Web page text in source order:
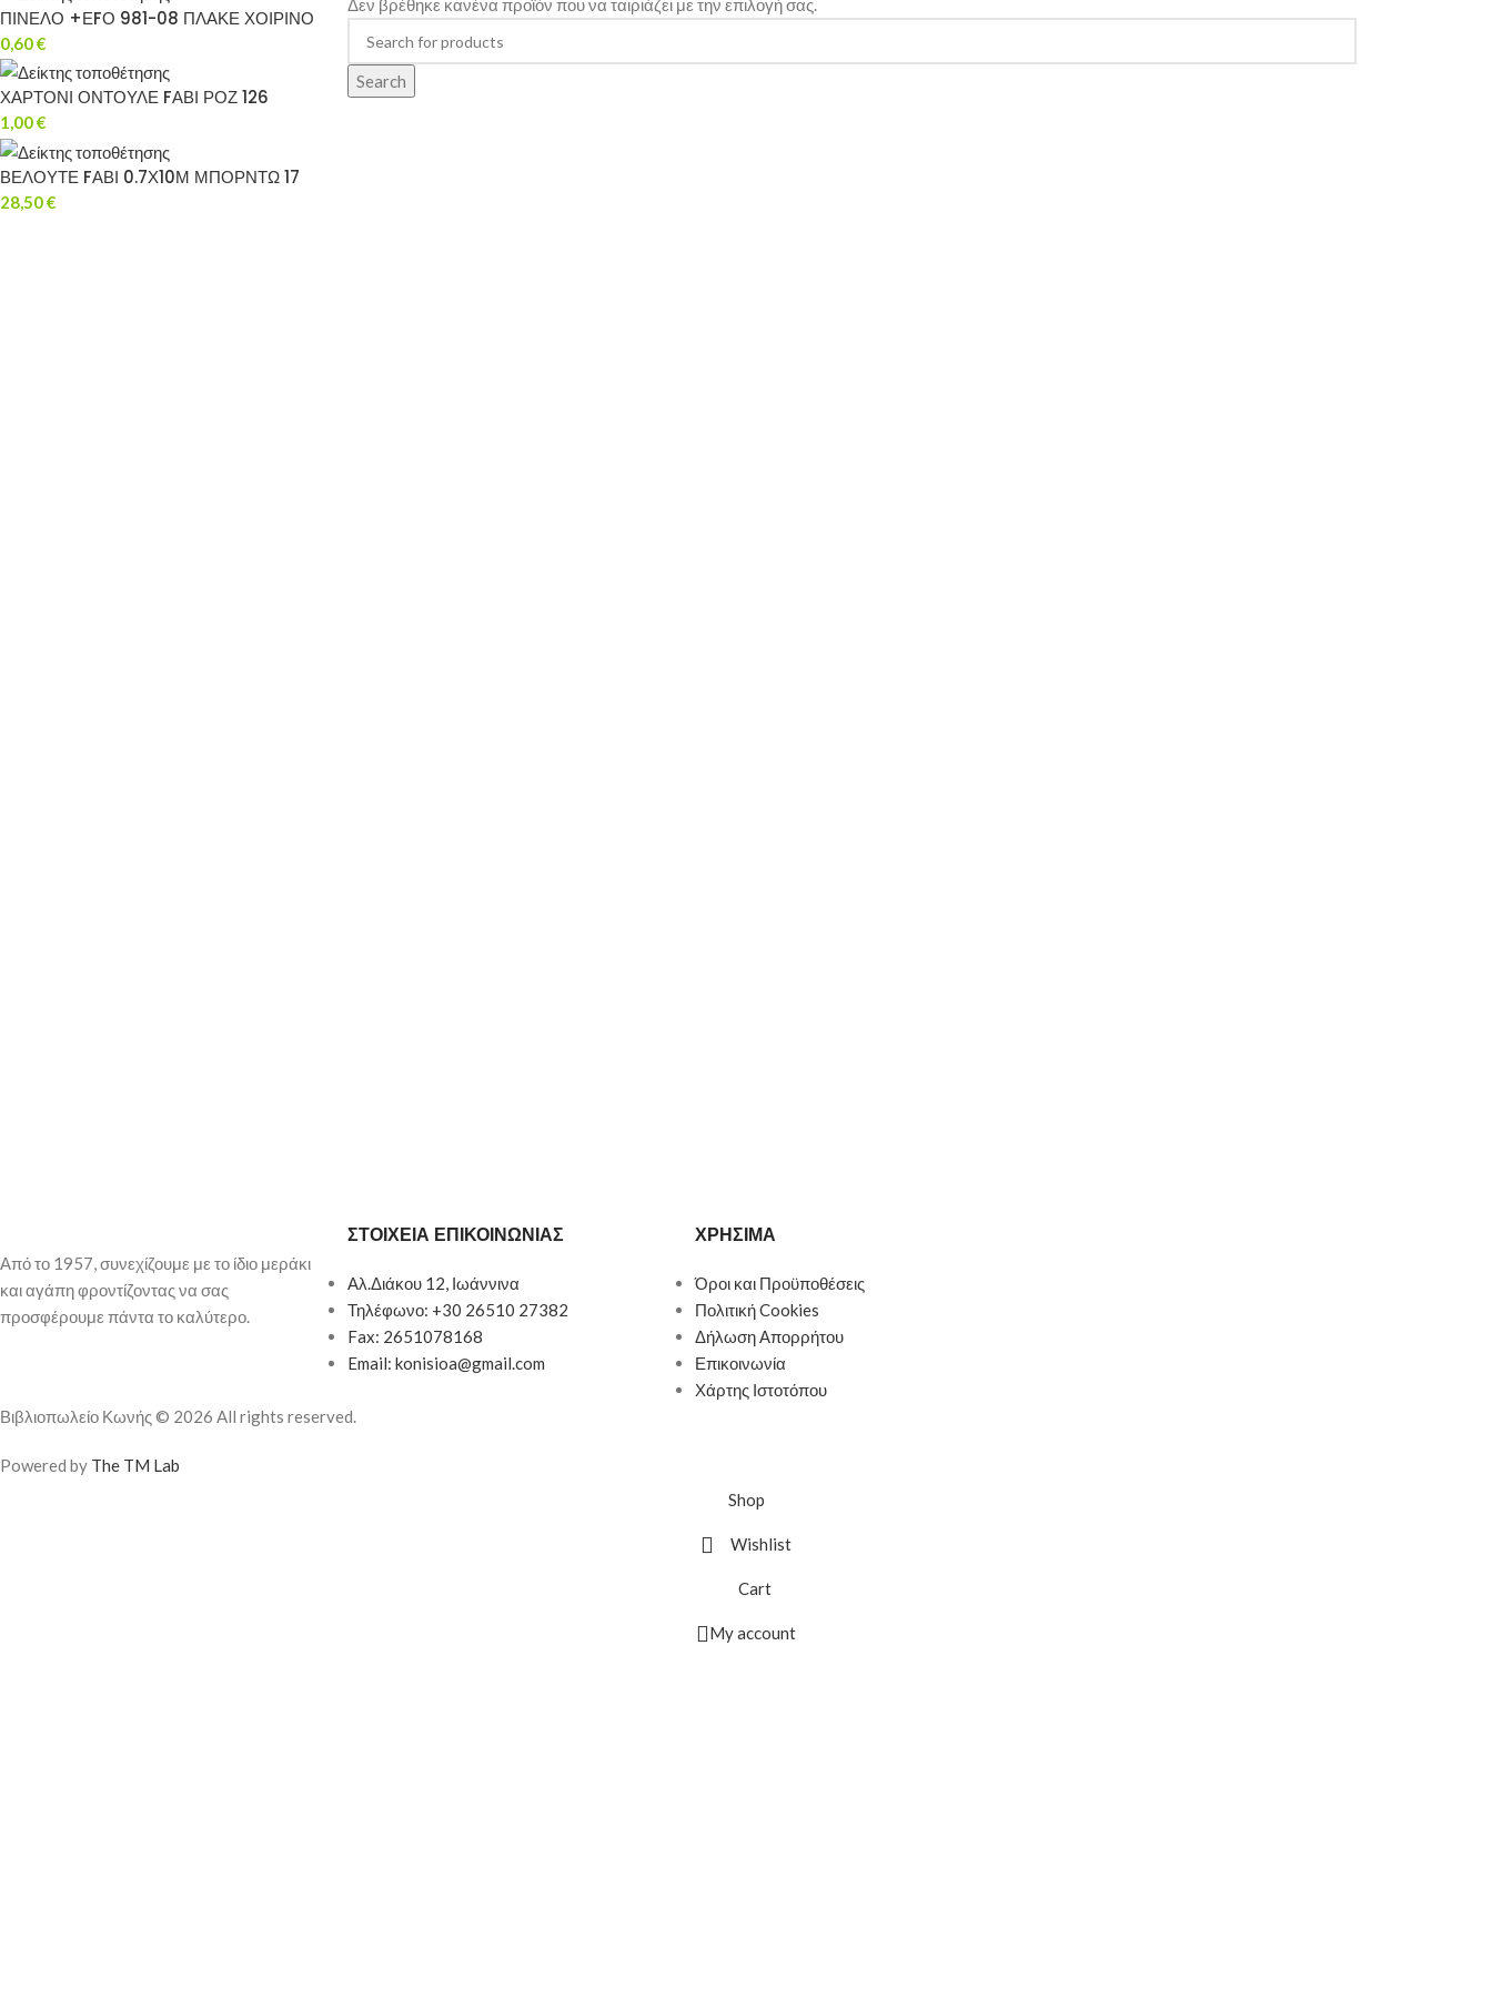
ΠΙΝΕΛΟ +ΕFΟ 981-08 ΠΛΑΚΕ ΧΟΙΡΙΝΟ
0,60€
ΧΑΡΤΟΝΙ ΟΝΤΟΥΛΕ FΑΒΙ ΡΟΖ 126
1,00€
ΒΕΛΟΥΤΕ FΑΒΙ 0.7Χ10Μ ΜΠΟΡΝΤΩ 17
28,50€
Δεν βρέθηκε κανένα προϊόν που να ταιριάζει με την επιλογή σας.
Search
Από το 1957, συνεχίζουμε με το ίδιο μεράκι
και αγάπη φροντίζοντας να σας
προσφέρουμε πάντα το καλύτερο.
ΣΤΟΙΧΕΙΑ ΕΠΙΚΟΙΝΩΝΙΑΣ
Αλ.Διάκου 12, Ιωάννινα
Τηλέφωνο: +30 26510 27382
Fax: 2651078168
Email: konisioa@gmail.com
ΧΡΗΣΙΜΑ
Όροι και Προϋποθέσεις
Πολιτική Cookies
Δήλωση Απορρήτου
Επικοινωνία
Χάρτης Ιστοτόπου
Βιβλιοπωλείο Κωνής © 2026 All rights reserved.
Powered by The TM Lab
Shop
Wishlist
Cart
My account